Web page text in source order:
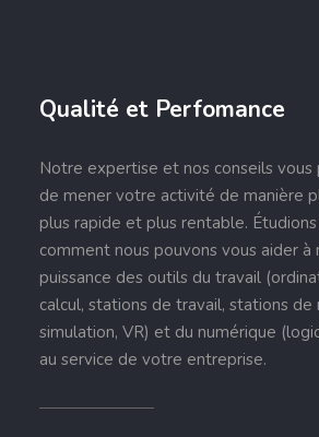
Qualité et Perfomance
Notre expertise et nos conseils
de mener votre activité de manière
plus rapide et plus rentable.
comment nous pouvons vous aider
puissance des outils du travail
calcul, stations de travail, stations de
simulation, VR) et du numérique
au service de votre entreprise.